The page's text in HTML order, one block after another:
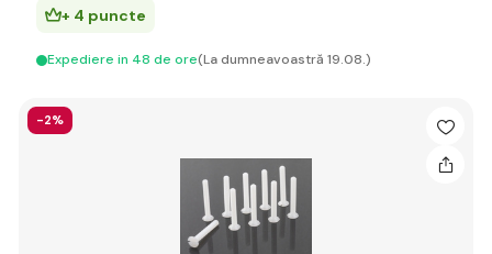
+ 4 puncte
Expediere in 48 de ore(La dumneavoastră 19.08.)
-2%